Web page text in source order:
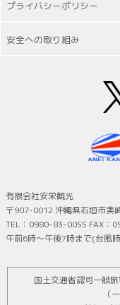
プライバシーポリシー
安全への取り組み
有限会社安栄観光
〒907-0012 沖縄県石垣市美
TEL：0980-83-0055 FAX：
午前6時～午後7時まで(台風
国土交通省認可一般
（